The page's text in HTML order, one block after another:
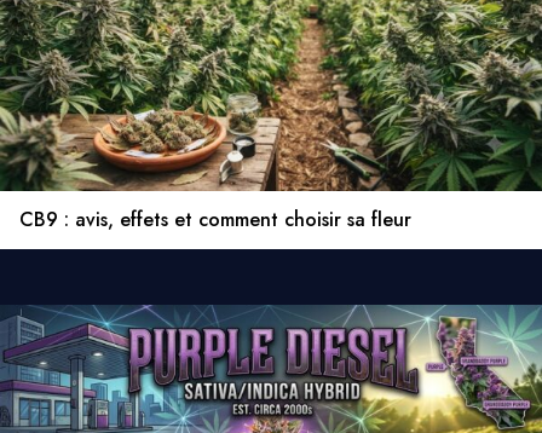
CB9 : avis, effets et comment choisir sa fleur